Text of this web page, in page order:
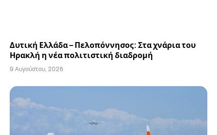
Δυτική Ελλάδα – Πελοπόννησος: Στα χνάρια του
Ηρακλή η νέα πολιτιστική διαδρομή
9 Αυγούστου, 2026